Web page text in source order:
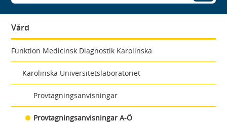
Vård
Funktion Medicinsk Diagnostik Karolinska
Karolinska Universitetslaboratoriet
Provtagningsanvisningar
Provtagningsanvisningar A-Ö